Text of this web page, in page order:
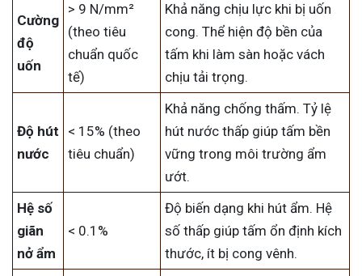
Cường
độ
uốn
> 9 N/mm²
(theo tiêu
chuẩn quốc
tế)
Khả năng chịu lực khi bị uốn
cong. Thể hiện độ bền của
tấm khi làm sàn hoặc vách
chịu tải trọng.
Độ hút
nước
< 15% (theo
tiêu chuẩn)
Khả năng chống thấm. Tỷ lệ
hút nước thấp giúp tấm bền
vững trong môi trường ẩm
ướt.
Hệ số
giãn
nở ẩm
< 0.1%
Độ biến dạng khi hút ẩm. Hệ
số thấp giúp tấm ổn định kích
thước, ít bị cong vênh.